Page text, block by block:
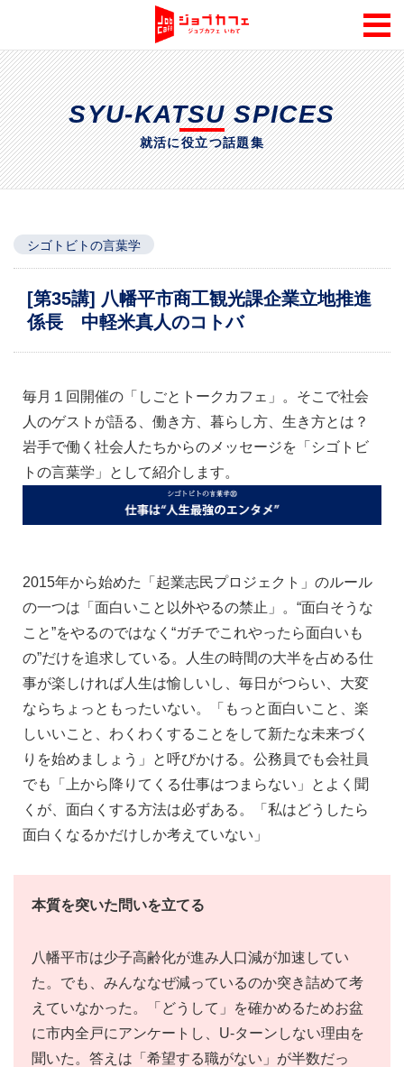
SYU-KATSU SPICES
就活に役立つ話題集
シゴトビトの言葉学
[第35講] 八幡平市商工観光課企業立地推進
係長 中軽米真人のコトバ
毎月１回開催の「しごとトークカフェ」。そこで社会
人のゲストが語る、働き方、暮らし方、生き方とは？
岩手で働く社会人たちからのメッセージを「シゴトビ
トの言葉学」として紹介します。
2015年から始めた「起業志民プロジェクト」のルール
の一つは「面白いこと以外やるの禁止」。“面白そうな
こと”をやるのではなく“ガチでこれやったら面白いも
の”だけを追求している。人生の時間の大半を占める仕
事が楽しければ人生は愉しいし、毎日がつらい、大変
ならちょっともったいない。「もっと面白いこと、楽
しいいこと、わくわくすることをして新たな未来づく
りを始めましょう」と呼びかける。公務員でも会社員
でも「上から降りてくる仕事はつまらない」とよく聞
くが、面白くする方法は必ずある。「私はどうしたら
面白くなるかだけしか考えていない」
本質を突いた問いを立てる
八幡平市は少子高齢化が進み人口減が加速してい
た。でも、みんななぜ減っているのか突き詰めて考
えていなかった。「どうして」を確かめるためお盆
に市内全戸にアンケートし、U-ターンしない理由を
聞いた。答えは「希望する職がない」が半数だっ